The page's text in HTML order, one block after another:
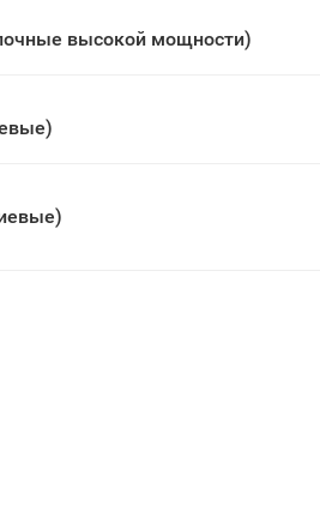
высокой мощности)